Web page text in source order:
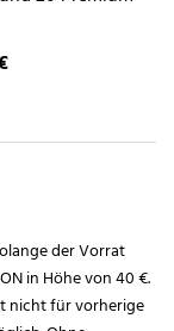
der Vorrat
in Höhe von 40 €.
nicht für vorherige